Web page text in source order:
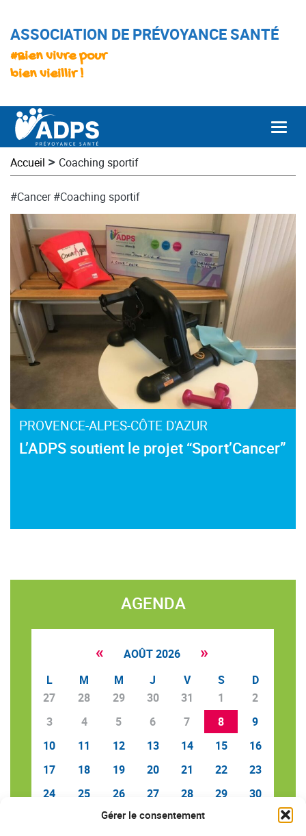
Gérer le consentement
ASSOCIATION DE PRÉVOYANCE SANTÉ
#Bien vivre pour
bien vieillir !
Accueil > Coaching sportif
#Cancer #Coaching sportif
PROVENCE-ALPES-CÔTE D'AZUR
L’ADPS soutient le projet “Sport’Cancer”
AGENDA
« AOÛT 2026 »
L M M J V S
D
27
28 29 30 31 1
2
3
4 5 6 7 8
9
10
11 12 13 14 15
16
17
18 19 20 21 22
23
24
25 26 27 28 29
30
2 3 4